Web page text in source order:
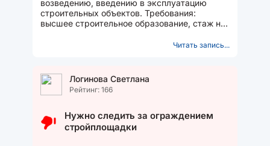
возведению, введению в эксплуатацию
строительных объектов. Требования:
высшее строительное образование, стаж не
Читать запись...
Логинова Светлана
Рейтинг: 166
Нужно следить за ограждением
стройплощадки